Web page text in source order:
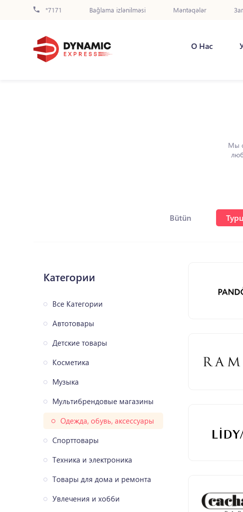
*7171 Bağlama izlənilməsi Məntəqələr
О Нас
Мы
Bütün
Категории
Все Категории
Автотовары
Детские товары
Косметика
Музыка
Мультибрендовые магазины
Одежда, обувь, аксессуары
Спорттовары
Техника и электроника
Товары для дома и ремонта
Увлечения и хобби